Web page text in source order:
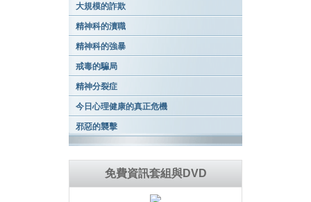
大規模的詐欺
精神科的瀆職
精神科的強暴
戒毒的騙局
精神分裂症
今日心理健康的真正危機
邪惡的襲擊
免費資訊套組與DVD